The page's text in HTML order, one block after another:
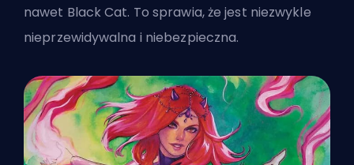
nawet Black Cat. To sprawia, że jest niezwykle
nieprzewidywalna i niebezpieczna.